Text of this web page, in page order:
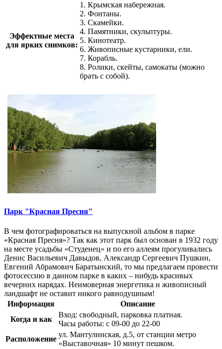
Эффектные места
для ярких снимков:
1. Крымская набережная.
2. Фонтаны.
3. Скамейки.
4. Памятники, скульптуры.
5. Кинотеатр.
6. Живописные кустарники, ели.
7. Корабль.
8. Ролики, скейты, самокаты (можно
брать с собой).
Парк "Красная Пресня"
В чем фотографироваться на выпускной альбом в парке
«Красная Пресня»? Так как этот парк был основан в 1932 году
на месте усадьбы «Студенец» и по его аллеям прогуливались
Денис Васильевич Давыдов, Александр Сергеевич Пушкин,
Евгений Абрамович Баратынский, то мы предлагаем провести
фотосессию в данном парке в каких – нибудь красивых
вечерних нарядах. Неимоверная энергетика и живописный
ландшафт не оставит никого равнодушным!
Информация
Описание
Когда и как
Вход: свободный, парковка платная.
Часы работы: с 09-00 до 22-00
Расположение
ул. Мантулинская, д.5, от станции метро
«Выставочная» 10 минут пешком.